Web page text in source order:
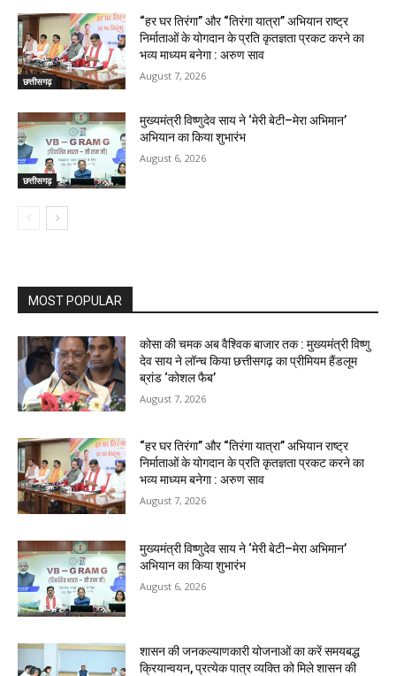
छत्तीसगढ़
“हर घर तिरंगा” और “तिरंगा यात्रा” अभियान राष्ट्र
निर्माताओं के योगदान के प्रति कृतज्ञता प्रकट करने का
भव्य माध्यम बनेगा : अरुण साव
August 7, 2026
छत्तीसगढ़
मुख्यमंत्री विष्णुदेव साय ने ‘मेरी बेटी–मेरा अभिमान’
अभियान का किया शुभारंभ
August 6, 2026
MOST POPULAR
कोसा की चमक अब वैश्विक बाजार तक : मुख्यमंत्री विष्णु
देव साय ने लॉन्च किया छत्तीसगढ़ का प्रीमियम हैंडलूम
ब्रांड ‘कोशल फैब’
August 7, 2026
“हर घर तिरंगा” और “तिरंगा यात्रा” अभियान राष्ट्र
निर्माताओं के योगदान के प्रति कृतज्ञता प्रकट करने का
भव्य माध्यम बनेगा : अरुण साव
August 7, 2026
मुख्यमंत्री विष्णुदेव साय ने ‘मेरी बेटी–मेरा अभिमान’
अभियान का किया शुभारंभ
August 6, 2026
शासन की जनकल्याणकारी योजनाओं का करें समयबद्ध
क्रियान्वयन, प्रत्येक पात्र व्यक्ति को मिले शासन की